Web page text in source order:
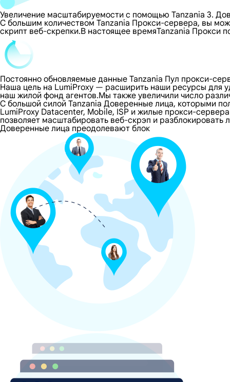
Увеличение масштабируемости с помощью Tanzania 3.
С большим количеством Tanzania Прокси-сервера, вы
скрипт веб-скрепки.В настоящее времяTanzania Прокси
Постоянно обновляемые данные Tanzania Пул прокси-
Наша цель на LumiProxy — расширить наши ресурсы для
наш жилой фонд агентов.Мы также увеличили число
С большой силой Tanzania Доверенные лица, которыми
LumiProxy Datacenter, Mobile, ISP и жилые прокси-
позволяет масштабировать веб-скрэп и разблокировать
Доверенные лица преодолевают блок